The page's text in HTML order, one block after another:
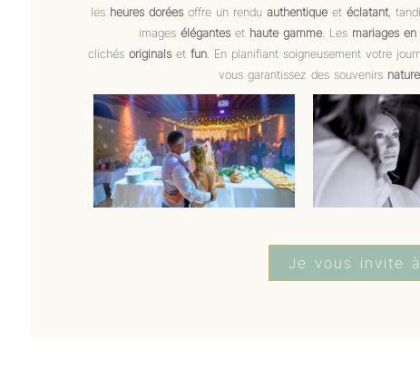
les heures dorées offre un rendu authentique et éclatant,
images élégantes et haute gamme. Les mariages
clichés originals et fun. En planifiant soigneusement votre
vous garantissez des souvenirs
Je vous invite